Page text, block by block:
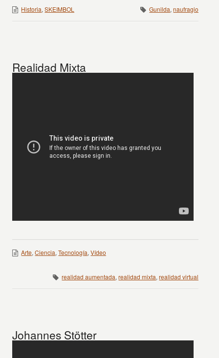
Historia,SKEIMBOL Gunilda,naufragio
Realidad Mixta
Arte,Ciencia,Tecnología,Vídeo
realidad aumentada,realidad mixta,realidad virtual
Johannes Stötter